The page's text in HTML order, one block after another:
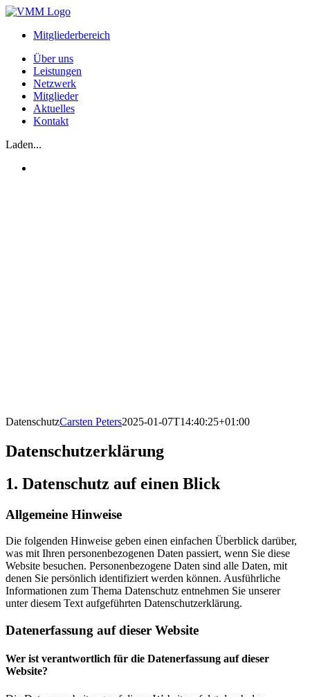
Zum
springenMitgliederbereich
Über uns
Leistungen
Netzwerk
Mitglieder
Aktuelles
Kontakt
Laden...
DatenschutzCarsten Peters2025-01-07T14:40:25+01:00
Datenschutz­erklärung
1. Datenschutz auf einen Blick
Allgemeine Hinweise
Die folgenden Hinweise geben einen einfachen Überblick darüber,
was mit Ihren personenbezogenen Daten passiert, wenn Sie diese
Website besuchen. Personenbezogene Daten sind alle Daten, mit
denen Sie persönlich identifiziert werden können. Ausführliche
Informationen zum Thema Datenschutz entnehmen Sie unserer
unter diesem Text aufgeführten Datenschutzerklärung.
Datenerfassung auf dieser Website
Wer ist verantwortlich für die Datenerfassung auf dieser
Website?